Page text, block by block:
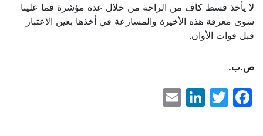
لا يأخذ قسط كاف من الراحة من خلال عدة مؤشرة فما علينا
سوى معرفة هذه الأخيرة والمسارعة في أخذها بعين الاعتبار
قبل فوات الأوان.
ص.ب.
Facebook
Twitter
LinkedIn